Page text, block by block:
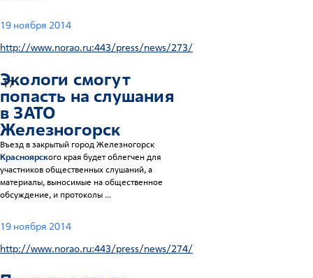
19 ноября 2014
http://www.norao.ru:443/press/news/273/
17
Экологи смогут
попасть на слушания
в ЗАТО
Железногорск
Въезд в закрытый город Железногорск
Красноярского края будет облегчен для
участников общественных слушаний, а
материалы, выносимые на общественное
обсуждение, и протоколы ...
19 ноября 2014
http://www.norao.ru:443/press/news/274/